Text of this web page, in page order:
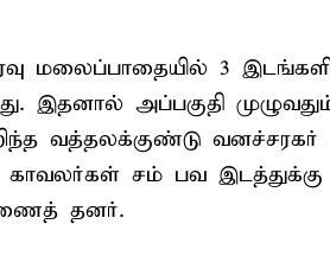
மலைப்பாதையில் 3
இதனால் அப்பகுதி
வத்தலக்குண்டு வனச்சரகர்
சம் பவ இடத்துக்கு
தனர்.